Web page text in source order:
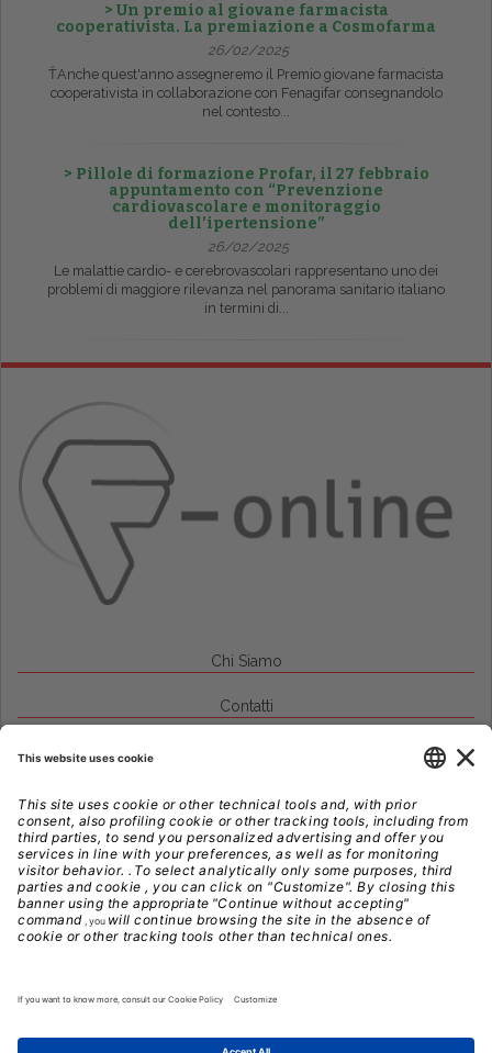
> Un premio al giovane farmacista
cooperativista. La premiazione a Cosmofarma
26/02/2025
ŤAnche quest'anno assegneremo il Premio giovane farmacista
cooperativista in collaborazione con Fenagifar consegnandolo
nel contesto...
> Pillole di formazione Profar, il 27 febbraio
appuntamento con “Prevenzione
cardiovascolare e monitoraggio
dell’ipertensione”
26/02/2025
Le malattie cardio- e cerebrovascolari rappresentano uno dei
problemi di maggiore rilevanza nel panorama sanitario italiano
in termini di...
Chi Siamo
Contatti
Note Legali
Privacy
Gestione Cookie